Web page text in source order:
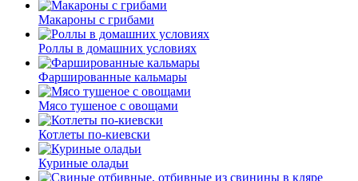
Макароны с грибами
Роллы в домашних условиях
Фаршированные кальмары
Мясо тушеное с овощами
Котлеты по-киевски
Куриные оладьи